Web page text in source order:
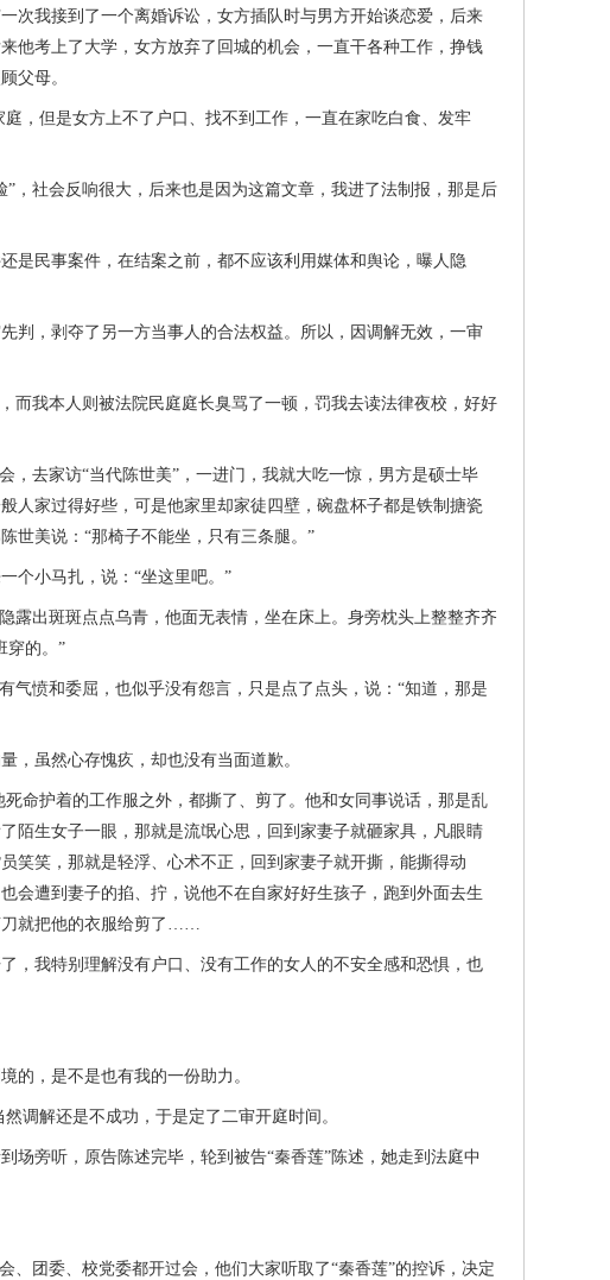
我接到了一个离婚诉讼，女方插队时与男方开始谈恋爱，后来
他考上了大学，女方放弃了回城的机会，一直干各种工作，挣钱
父母。
但是女方上不了户口、找不到工作，一直在家吃白食、发牢
社会反响很大，后来也是因为这篇文章，我进了法制报，那是后
民事案件，在结案之前，都不应该利用媒体和舆论，曝人隐
，剥夺了另一方当事人的合法权益。所以，因调解无效，一审
我本人则被法院民庭庭长臭骂了一顿，罚我去读法律夜校，好好
去家访“当代陈世美”，一进门，我就大吃一惊，男方是硕士毕
人家过得好些，可是他家里却家徒四壁，碗盘杯子都是铁制搪瓷
世美说：“那椅子不能坐，只有三条腿。”
小马扎，说：“坐这里吧。”
出斑斑点点乌青，他面无表情，坐在床上。身旁枕头上整整齐齐
穿的。”
愤和委屈，也似乎没有怨言，只是点了点头，说：“知道，那是
虽然心存愧疚，却也没有当面道歉。
护着的工作服之外，都撕了、剪了。他和女同事说话，那是乱
陌生女子一眼，那就是流氓心思，回到家妻子就砸家具，凡眼睛
笑笑，那就是轻浮、心术不正，回到家妻子就开撕，能撕得动
会遭到妻子的掐、拧，说他不在自家好好生孩子，跑到外面去生
刀就把他的衣服给剪了……
我特别理解没有户口、没有工作的女人的不安全感和恐惧，也
，是不是也有我的一份助力。
解还是不成功，于是定了二审开庭时间。
旁听，原告陈述完毕，轮到被告“秦香莲”陈述，她走到法庭中
团委、校党委都开过会，他们大家听取了“秦香莲”的控诉，决定